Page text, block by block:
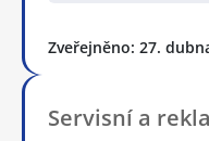
Zveřejněno: 27.
Servisní a